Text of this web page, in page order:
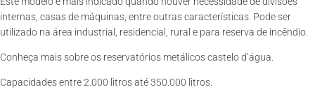
internas, casas de máquinas, entre outras características. Pode ser
utilizado na área industrial, residencial, rural e para reserva de incêndio.
Conheça mais sobre os reservatórios metálicos castelo d’água.
Capacidades entre 2.000 litros até 350.000 litros.